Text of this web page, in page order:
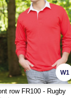
W1
row FR100 - Rugby